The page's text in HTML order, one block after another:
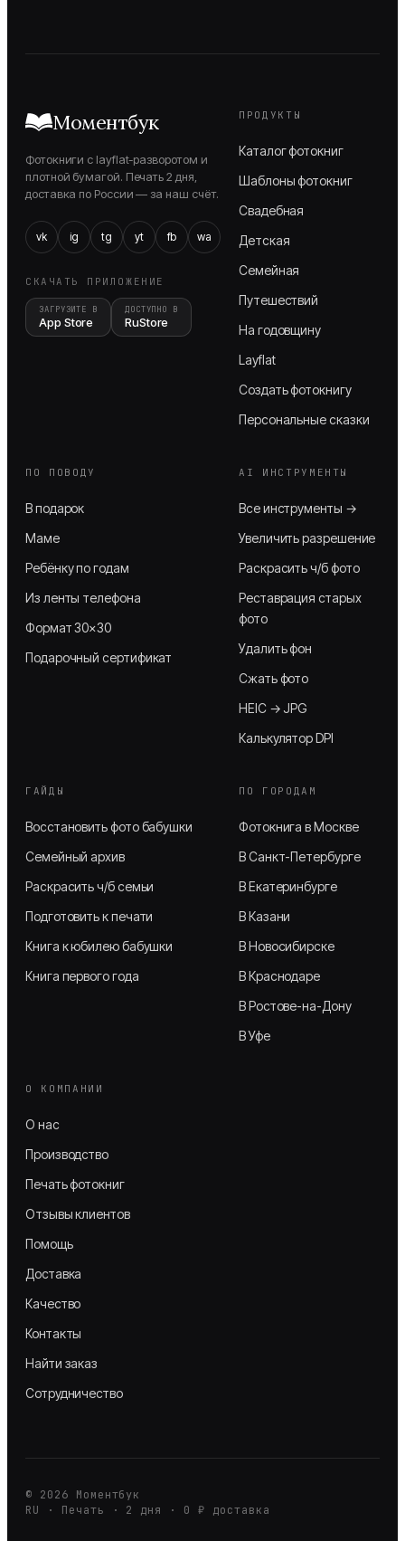
Моментбук
Фотокниги с layflat-разворотом и
плотной бумагой. Печать 2 дня,
доставка по России — за наш счёт.
vk ig tg yt fb wa
СКАЧАТЬ ПРИЛОЖЕНИЕ
ЗАГРУЗИТЕ В
App Store
ДОСТУПНО В
RuStore
ПРОДУКТЫ
Каталог фотокниг
Шаблоны фотокниг
Свадебная
Детская
Семейная
Путешествий
На годовщину
Layflat
Создать фотокнигу
Персональные сказки
ПО ПОВОДУ
В подарок
Маме
Ребёнку по годам
Из ленты телефона
Формат 30×30
Подарочный сертификат
AI ИНСТРУМЕНТЫ
Все инструменты →
Увеличить разрешение
Раскрасить ч/б фото
Реставрация старых
фото
Удалить фон
Сжать фото
HEIC → JPG
Калькулятор DPI
ГАЙДЫ
Восстановить фото бабушки
Семейный архив
Раскрасить ч/б семьи
Подготовить к печати
Книга к юбилею бабушки
Книга первого года
ПО ГОРОДАМ
Фотокнига в Москве
В Санкт-Петербурге
В Екатеринбурге
В Казани
В Новосибирске
В Краснодаре
В Ростове-на-Дону
В Уфе
О КОМПАНИИ
О нас
Производство
Печать фотокниг
Отзывы клиентов
Помощь
Доставка
Качество
Контакты
Найти заказ
Сотрудничество
© 2026
Моментбук
RU · Печать · 2 дня · 0 ₽ доставка